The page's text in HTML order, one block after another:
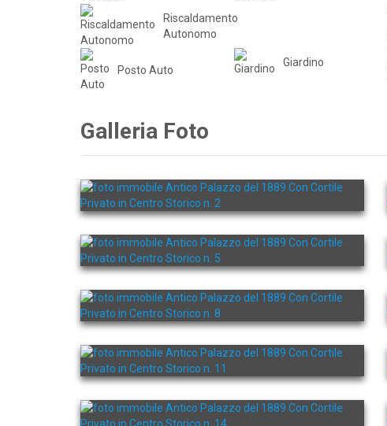
Riscaldamento
Autonomo
Posto Auto
Giardino
Galleria Foto